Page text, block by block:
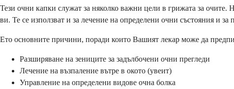
Тези очни капки служат за няколко важни цели в грижата за очите.
ви. Те се използват и за лечение на определени очни състояния и
Ето основните причини, поради които Вашият лекар може да
Разширяване на зениците за задълбочени очни прегледи
Лечение на възпаление вътре в окото (увеит)
Управление на определени видове очна болка